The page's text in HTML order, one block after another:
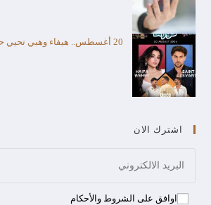
20 أغسطس.. هيفاء وهبي تحيي حفلا غنائيا في السعودية
اشترك الان
اوافق على الشروط والأحكام